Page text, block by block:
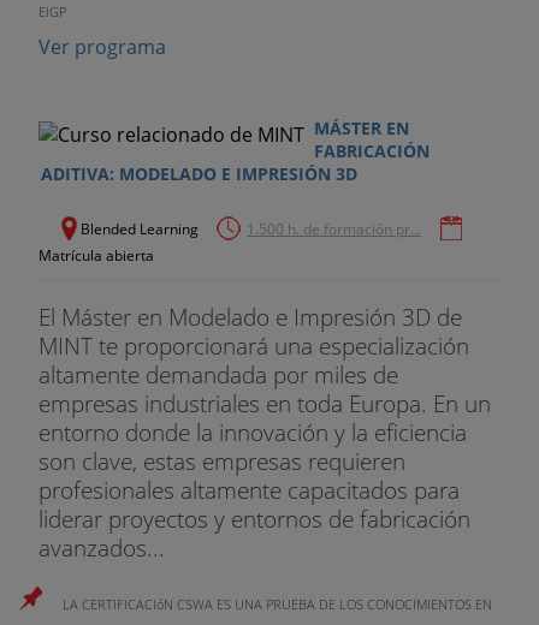
EIGP
Ver programa
MÁSTER EN
FABRICACIÓN
ADITIVA: MODELADO E IMPRESIÓN 3D
Blended Learning
1.500 h. de formación pr...
Matrícula abierta
El Máster en Modelado e Impresión 3D de
MINT te proporcionará una especialización
altamente demandada por miles de
empresas industriales en toda Europa. En un
entorno donde la innovación y la eficiencia
son clave, estas empresas requieren
profesionales altamente capacitados para
liderar proyectos y entornos de fabricación
avanzados...
LA CERTIFICACIóN CSWA ES UNA PRUEBA DE LOS CONOCIMIENTOS EN